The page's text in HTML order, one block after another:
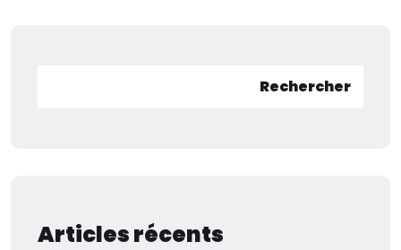
Rechercher
Articles récents